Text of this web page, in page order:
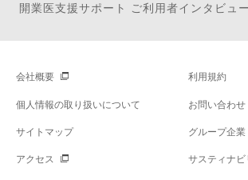
開業医支援サポート ご利用者インタビュー
会社概要 利用規約
個人情報の取り扱いについて お問い合わせ
サイトマップ グループ企業
アクセス サスティナビ